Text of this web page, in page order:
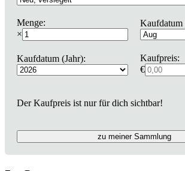
Menge:
×
Kaufdatum
Kaufdatum (Jahr):
Kaufpreis:
€
Der Kaufpreis ist nur für dich sichtbar!
zu meiner Sammlung